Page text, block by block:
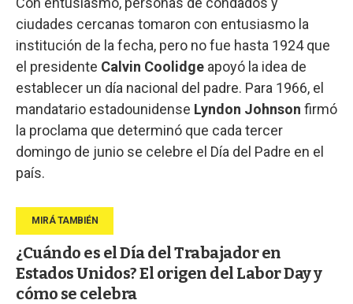
ciudades cercanas tomaron con entusiasmo la
institución de la fecha, pero no fue hasta 1924 que
el presidente Calvin Coolidge apoyó la idea de
establecer un día nacional del padre. Para 1966, el
mandatario estadounidense Lyndon Johnson firmó
la proclama que determinó que cada tercer
domingo de junio se celebre el Día del Padre en el
país.
¿Cuándo es el Día del Trabajador en
Estados Unidos? El origen del Labor Day y
cómo se celebra